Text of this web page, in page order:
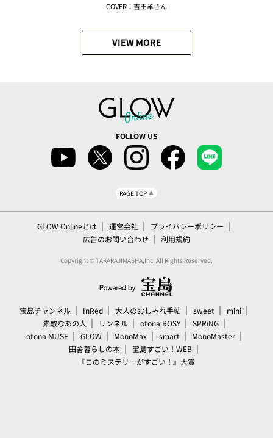
COVER：吉田羊さん
VIEW MORE
FOLLOW US
PAGE TOP
GLOW Onlineとは 運営会社
プライバシーポリシー
広告のお問い合わせ
利用規約
Copyright © TAKARAJIMASHA,Inc. All Rights Reserved.
宝島チャンネル InRed 大人のおしゃれ手帖 sweet
mini
素敵なあの人
リンネル otona ROSY
SPRiNG
otona MUSE
GLOW MonoMax smart
MonoMaster
田舎暮らしの本
宝島すごい！WEB
『このミステリーがすごい！』大賞